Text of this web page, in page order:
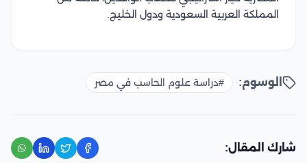
المملكة العربية السعودية ودول الخليج.
الوسوم: #دراسة علوم الحاسب في مصر
شارك المقال: